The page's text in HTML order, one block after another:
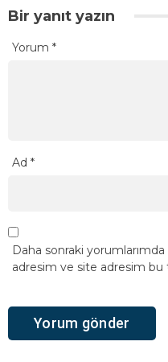
Bir yanıt yazın
Yorum *
Ad *
Daha sonraki yorumlarımda
adresim ve site adresim bu